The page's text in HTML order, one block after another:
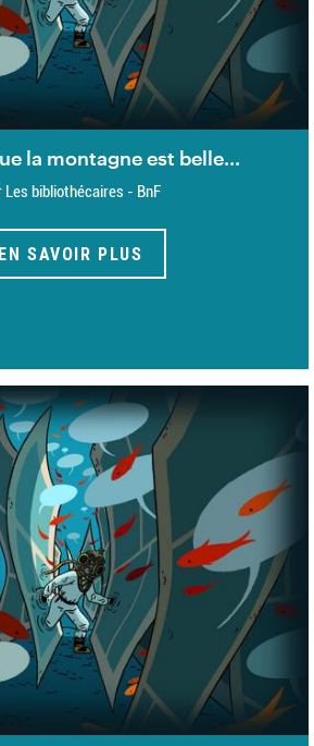
la montagne est belle...
Les bibliothécaires - BnF
EN SAVOIR PLUS